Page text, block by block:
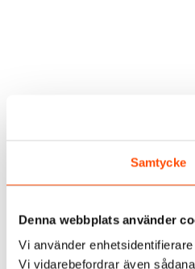
Samtycke
Denna webbplats använder
Vi använder
Vi vidarebefordrar även